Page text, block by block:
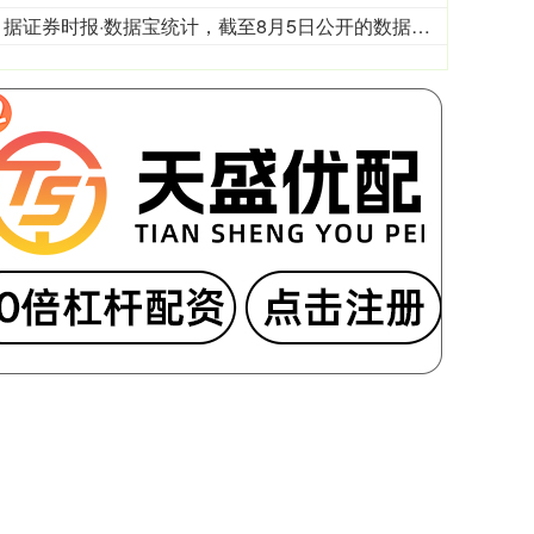
随着半年报陆续披露，各类机构二季度持股动向逐渐曝光。据证券时报·数据宝统计，截至8月5日公开的数据，QFII持股二季度末持有44股，合计持有2.64亿股，期末持股市值173.62亿元。从单只个股持股市值来看，有17股期末持股市值超过1亿元，宁德时代、宏发股份2只个股获持股超20亿元。从新进角度看，有23股为QFII新进持有，合计持股134亿元，除宁德时代外，还包括多只热门科技股，其中包括年内第一大牛股中船特气，以及富满微、乐鑫科技等热门半导体个股。从业绩看，QFII新进股中，盛达资源、富满微、昊志机电、亚翔集成上半年归母净利润同比增长均超2倍。